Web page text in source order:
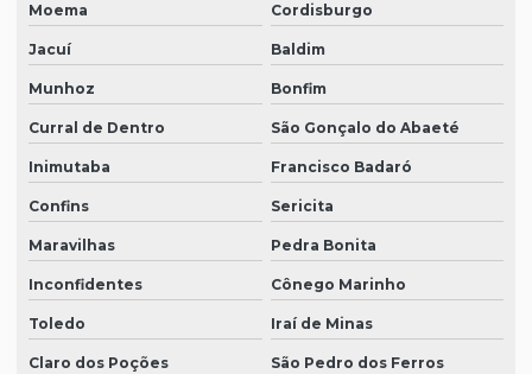
Moema Cordisburgo
Jacuí Baldim
Munhoz Bonfim
Curral de Dentro São Gonçalo do Abaeté
Inimutaba Francisco Badaró
Confins Sericita
Maravilhas Pedra Bonita
Inconfidentes Cônego Marinho
Toledo Iraí de Minas
Claro dos Poções São Pedro dos Ferros